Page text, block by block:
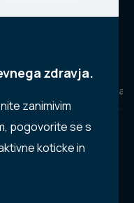
zdravja.
zanimivim
pogovorite se s
koticke in
2 (covid-19)